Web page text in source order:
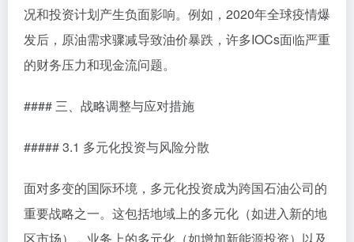
况和投资计划产生负面影响。例如，2020年全球疫情爆
发后，原油需求骤减导致油价暴跌，许多IOCs面临严重
的财务压力和现金流问题。
#### 三、战略调整与应对措施
##### 3.1 多元化投资与风险分散
面对多变的国际环境，多元化投资成为跨国石油公司的
重要战略之一。这包括地域上的多元化（如进入新的地